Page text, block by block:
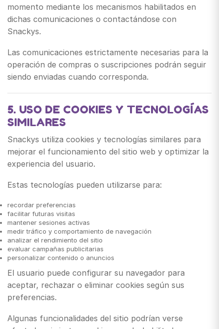
momento mediante los mecanismos habilitados en
dichas comunicaciones o contactándose con
Snackys.
Las comunicaciones estrictamente necesarias para la
operación de compras o suscripciones podrán seguir
siendo enviadas cuando corresponda.
5. USO DE COOKIES Y TECNOLOGÍAS
SIMILARES
Snackys utiliza cookies y tecnologías similares para
mejorar el funcionamiento del sitio web y optimizar la
experiencia del usuario.
Estas tecnologías pueden utilizarse para:
recordar preferencias
facilitar futuras visitas
mantener sesiones activas
medir tráfico y comportamiento de navegación
analizar el rendimiento del sitio
evaluar campañas publicitarias
personalizar contenido o anuncios
El usuario puede configurar su navegador para
aceptar, rechazar o eliminar cookies según sus
preferencias.
Algunas funcionalidades del sitio podrían verse